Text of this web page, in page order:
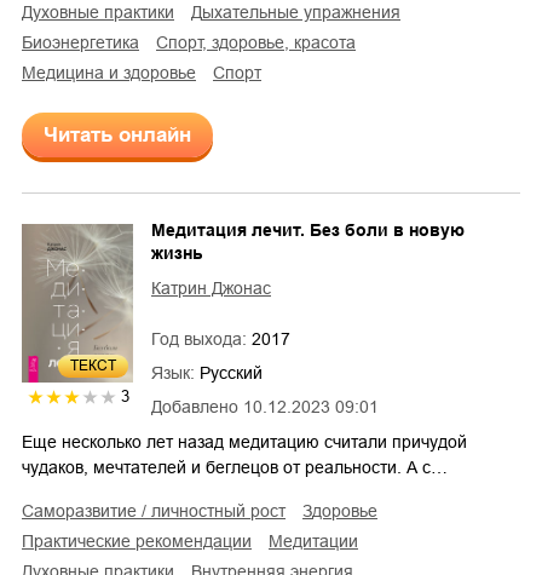
духовные практики
дыхательные упражнения
биоэнергетика
спорт, здоровье, красота
медицина и здоровье
спорт
Читать онлайн
ТЕКСТ
3 Добавлено 10.12.2023 09:01
Медитация лечит. Без боли в новую
жизнь
Катрин Джонас
Год выхода: 2017
Язык: Русский
Еще несколько лет назад медитацию считали причудой
чудаков, мечтателей и беглецов от реальности. А с…
саморазвитие / личностный рост
здоровье
практические рекомендации
медитации
духовные практики
внутренняя энергия